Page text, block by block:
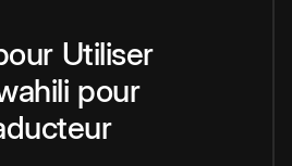
Utiliser
pour